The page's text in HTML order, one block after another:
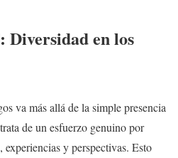
Diversidad en los
va más allá de la simple presencia
de un esfuerzo genuino por
experiencias y perspectivas. Esto